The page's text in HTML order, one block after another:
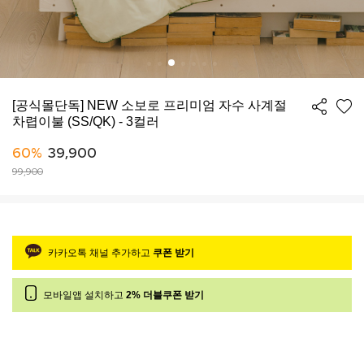
[공식몰단독] NEW 소보로 프리미엄 자수 사계절
차렵이불 (SS/QK) - 3컬러
60% 39,900
99,900
카카오톡 채널 추가하고 쿠폰 받기
모바일앱 설치하고 2% 더블쿠폰 받기